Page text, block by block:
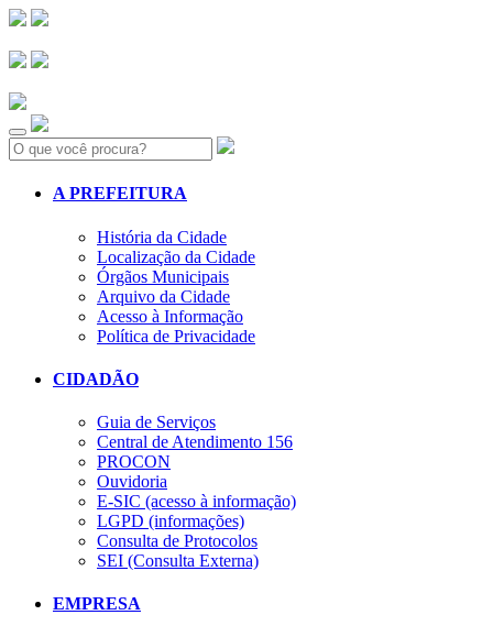
Search:
A PREFEITURA
História da Cidade
Localização da Cidade
Órgãos Municipais
Arquivo da Cidade
Acesso à Informação
Política de Privacidade
CIDADÃO
Guia de Serviços
Central de Atendimento 156
PROCON
Ouvidoria
E-SIC (acesso à informação)
LGPD (informações)
Consulta de Protocolos
SEI (Consulta Externa)
EMPRESA